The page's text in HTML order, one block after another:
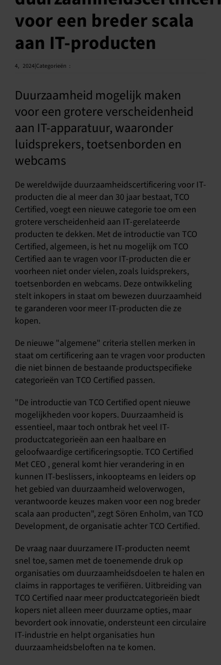
Nederlands
voor een breder scala
aan IT-producten
4, 2024|Categorieën :
Duurzaamheid mogelijk maken
voor een grotere verscheidenheid
aan IT-apparatuur, waaronder
luidsprekers, toetsenborden en
webcams
De wereldwijde duurzaamheidscertificering voor IT-
producten die al meer dan 30 jaar bestaat, TCO
Certified, voegt een nieuwe categorie toe om een
grotere verscheidenheid aan IT-gerelateerde
producten te dekken. Met de introductie van TCO
Certified, algemeen, is het nu mogelijk om TCO
Certified aan te vragen voor IT-producten die er
voorheen niet onder vielen, zoals luidsprekers,
toetsenborden en webcams. Deze ontwikkeling
stelt inkopers in staat om bewezen duurzaamheid
te garanderen voor meer IT-producten die ze
kopen.
De nieuwe "algemene" criteria stellen merken in
staat om certificering aan te vragen voor producten
die niet binnen de bestaande productspecifieke
categorieën van TCO Certified passen.
"De introductie van TCO Certified opent nieuwe
mogelijkheden voor kopers. Duurzaamheid is
essentieel, maar toch ontbrak het veel IT-
productcategorieën aan een haalbare en
geloofwaardige certificeringsoptie. TCO Certified
Met CEO , general komt hier verandering in en
kunnen IT-beslissers, inkoopteams en leiders op
het gebied van duurzaamheid weloverwogen,
verantwoorde keuzes maken voor een nog breder
scala aan producten", zegt Sören Enholm, van TCO
Development, de organisatie achter TCO Certified.
De vraag naar duurzamere IT-producten neemt
snel toe, samen met de toenemende druk op
organisaties om duurzaamheidsdoelen te halen en
claims in rapportages te verifiëren. Uitbreiding van
TCO Certified naar meer productcategorieën biedt
kopers niet alleen meer duurzame opties, maar
bevordert ook innovatie, ondersteunt een circulaire
IT-industrie en helpt organisaties hun
duurzaamheidsbeloften na te komen.